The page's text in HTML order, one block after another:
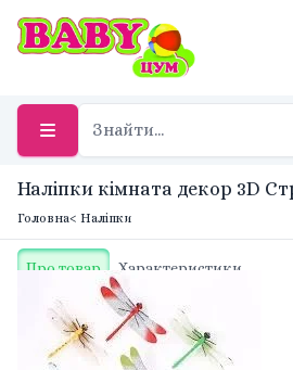
Наліпки кімната декор 3D
Головна< Наліпки
Про товар Характеристики